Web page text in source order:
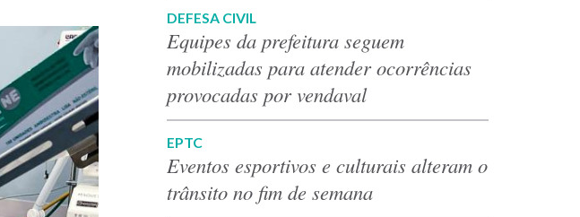
DEFESA CIVIL
Equipes da prefeitura seguem
mobilizadas para atender ocorrências
provocadas por vendaval
EPTC
Eventos esportivos e culturais alteram o
trânsito no fim de semana